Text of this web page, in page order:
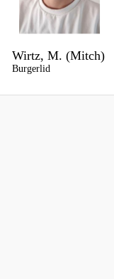
Wirtz, M. (Mitch)
Burgerlid